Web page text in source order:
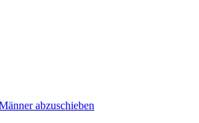
abzuschieben